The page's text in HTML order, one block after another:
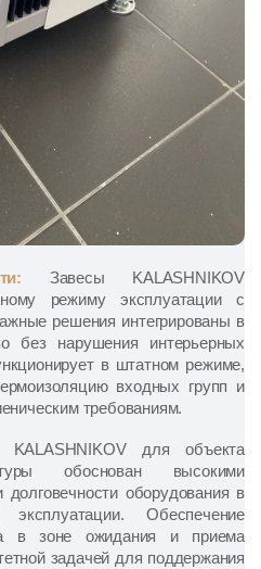
Завесы KALASHNIKOV
режиму эксплуатации с
решения интегрированы в
без нарушения интерьерных
в штатном режиме,
входных групп и
требованиям.
KALASHNIKOV для объекта
обоснован высокими
долговечности оборудования в
эксплуатации. Обеспечение
в зоне ожидания и приема
задачей для поддержания